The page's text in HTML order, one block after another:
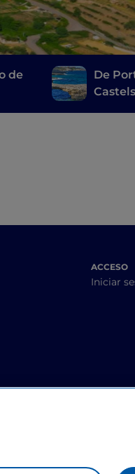
de
De
ACCESO
Iniciar